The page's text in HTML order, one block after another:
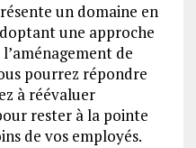
un domaine en
une approche
de
pourrez répondre
à réévaluer
rester à la pointe
de vos employés.